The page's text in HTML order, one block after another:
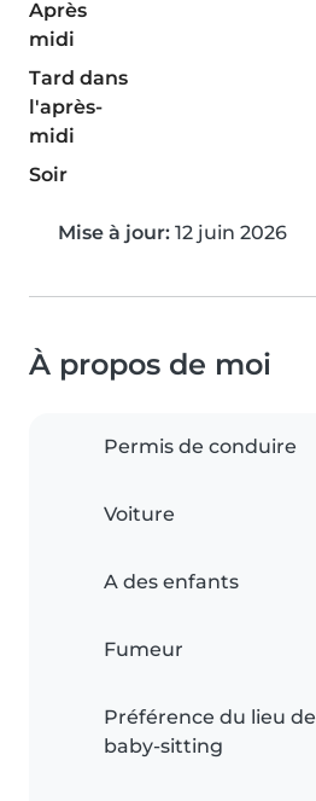
Après
midi
Tard dans
l'après-
midi
Soir
Mise à jour: 12 juin 2026
À propos de moi
Permis de conduire
Voiture
A des enfants
Fumeur
Préférence du lieu de
baby-sitting